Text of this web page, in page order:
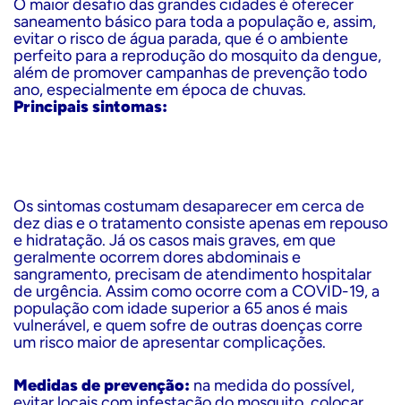
O maior desafio das grandes cidades é oferecer
saneamento básico para toda a população e, assim,
evitar o risco de água parada, que é o ambiente
perfeito para a reprodução do mosquito da dengue,
além de promover campanhas de prevenção todo
ano, especialmente em época de chuvas.
Principais sintomas:
Os sintomas costumam desaparecer em cerca de
dez dias e o tratamento consiste apenas em repouso
e hidratação. Já os casos mais graves, em que
geralmente ocorrem dores abdominais e
sangramento, precisam de atendimento hospitalar
de urgência. Assim como ocorre com a COVID-19, a
população com idade superior a 65 anos é mais
vulnerável, e quem sofre de outras doenças corre
um risco maior de apresentar complicações.
Medidas de prevenção: na medida do possível,